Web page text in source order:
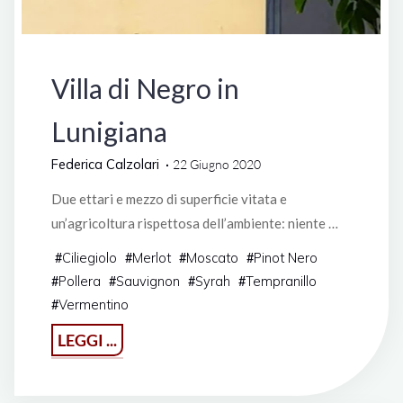
Villa di Negro in
Lunigiana
Federica Calzolari 22 Giugno 2020
Due ettari e mezzo di superficie vitata e
un’agricoltura rispettosa dell’ambiente: niente …
#Ciliegiolo #Merlot #Moscato #Pinot Nero
#Pollera #Sauvignon #Syrah #Tempranillo
#Vermentino
LEGGI ...
di